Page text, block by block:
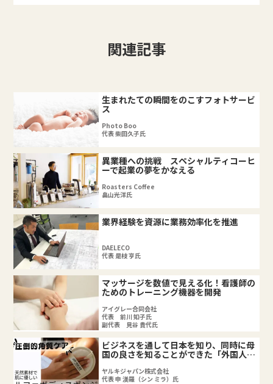
関連記事
生まれたての瞬間をのこすフォトサービ
ス
Photo Boo
代表 柴田久子氏
異業種への挑戦 スペシャルティコーヒ
ーで起業の夢をかなえる
Roasters Coffee
畠山光洋氏
業界経験を資源に業務効率化を推進
DAELECO
代表 是枝 亨氏
マッサージを数値で見える化！看護師の
ためのトレーニング機器を開発
アイグレー合同会社
代表 前川 知子氏
副代表 見谷 貴代氏
ビジネスを通して日本を知り、同時に母
国の良さを知ることができた「外国人起
業家」の道
ヤルキジャパン株式会社
代表 申 渼羅（シン ミラ）氏